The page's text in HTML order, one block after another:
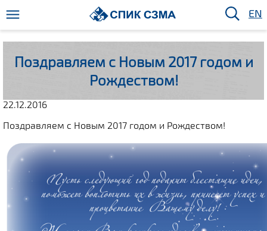
EN
Поздравляем с Новым 2017 годом и
Рождеством!
22.12.2016
Поздравляем с Новым 2017 годом и Рождеством!